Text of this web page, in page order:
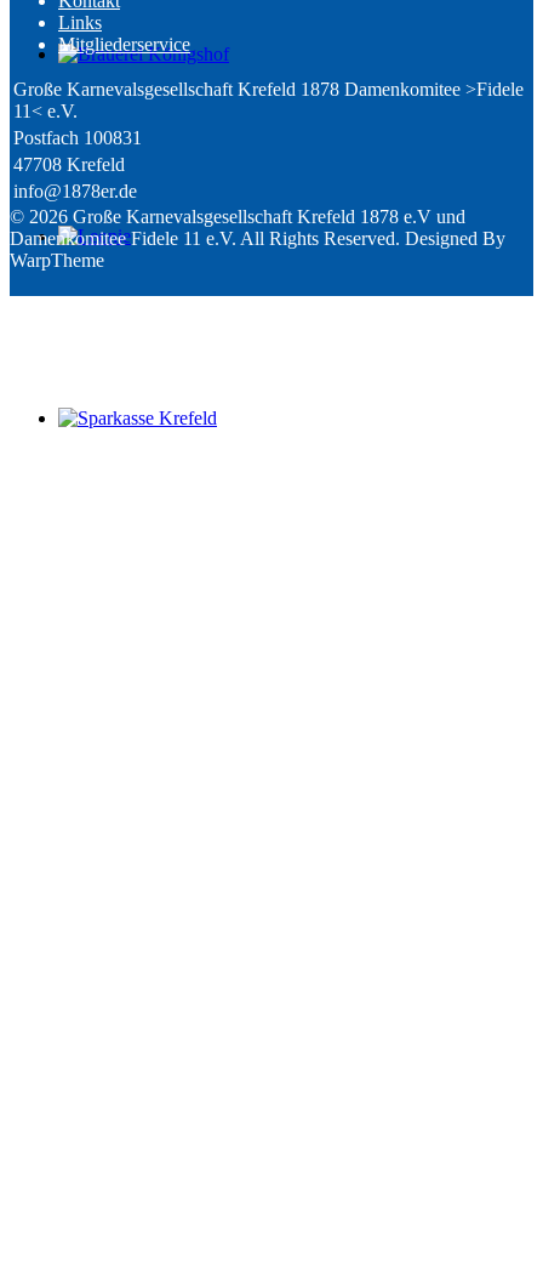
Links
Mitglieder­service
Große Karnevalsgesellschaft Krefeld 1878 Damenkomitee >Fidele
11< e.V.
Postfach 100831
47708 Krefeld
info@1878er.de
© 2026 Große Karnevalsgesellschaft Krefeld 1878 e.V und
Damenkomitee Fidele 11 e.V. All Rights Reserved. Designed By
WarpTheme